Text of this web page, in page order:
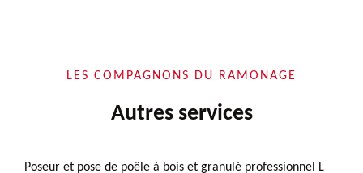
LES COMPAGNONS DU RAMONAGE
Autres services
Poseur et pose de poêle à bois et granulé professionnel L